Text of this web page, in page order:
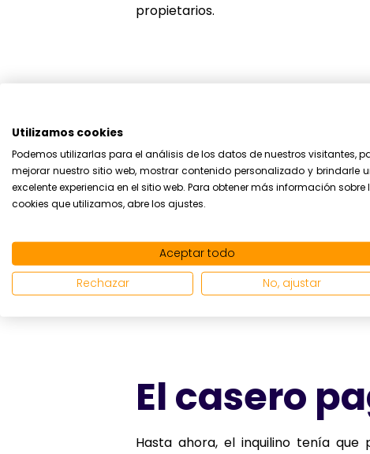
propietarios.
Límite en
Una de las cuestiones más
precio del alquiler cuando llega el
desvinculada del IPCy se limita a
Está previsto que para 2025 se
estará siempre por debajo del IPC.
Además, ya no se puede
El casero
Hasta ahora, el inquilino tenía que
Utilizamos cookies
Podemos utilizarlas para el análisis de los datos de nuestros visitantes,
mejorar nuestro sitio web, mostrar contenido personalizado y brindarle
excelente experiencia en el sitio web. Para obtener más información sobre
cookies que utilizamos, abre los ajustes.
Aceptar todo
Rechazar
No, ajustar